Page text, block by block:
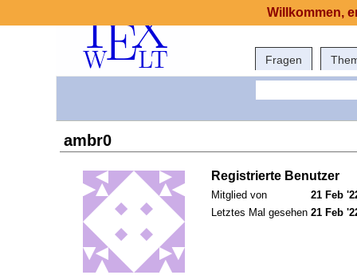
Fragen
ambr0
Registrierte Benutzer
Mitglied von
21 Feb
Letztes Mal gesehen 21 Feb
Willkommen,